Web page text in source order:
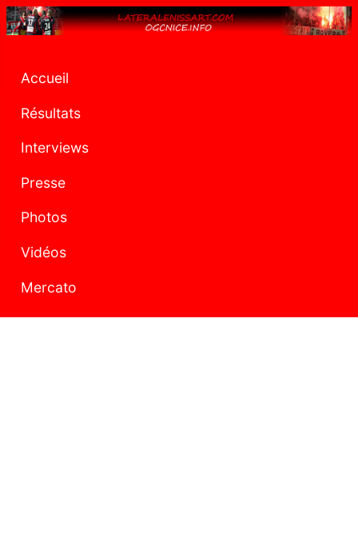
Accueil
Résultats
Interviews
Presse
Photos
Vidéos
Mercato